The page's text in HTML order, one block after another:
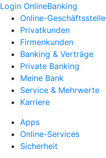
Login OnlineBanking
Online-Geschäftsstelle
Privatkunden
Firmenkunden
Banking & Verträge
Private Banking
Meine Bank
Service & Mehrwerte
Karriere
Apps
Online-Services
Sicherheit